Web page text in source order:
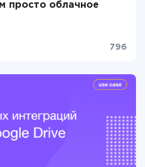
просто облачное
796